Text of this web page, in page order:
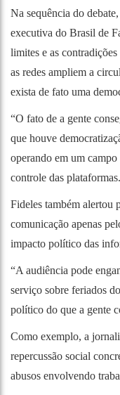
Na sequência do
executiva do Brasil de
limites e as
as redes ampliem a
exista de fato uma
“O fato de a gente
que houve
operando em um
controle das
Fideles também alertou
comunicação apenas
impacto político das
“A audiência pode
serviço sobre feriados
político do que a gente
Como exemplo, a
repercussão social
abusos envolvendo